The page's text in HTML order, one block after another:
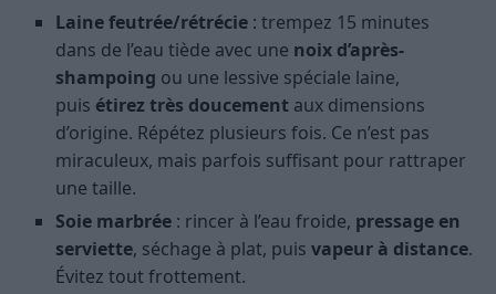
Laine feutrée/rétrécie : trempez 15 minutes
dans de l’eau tiède avec une noix d’après-
shampoing ou une lessive spéciale laine,
puis étirez très doucement aux dimensions
d’origine. Répétez plusieurs fois. Ce n’est pas
miraculeux, mais parfois suffisant pour rattraper
une taille.
Soie marbrée : rincer à l’eau froide, pressage en
serviette, séchage à plat, puis vapeur à distance.
Évitez tout frottement.